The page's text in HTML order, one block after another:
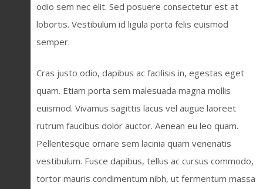
odio sem nec elit. Sed posuere consectetur est at
lobortis. Vestibulum id ligula porta felis euismod
semper.
Cras justo odio, dapibus ac facilisis in, egestas eget
quam. Etiam porta sem malesuada magna mollis
euismod. Vivamus sagittis lacus vel augue laoreet
rutrum faucibus dolor auctor. Aenean eu leo quam.
Pellentesque ornare sem lacinia quam venenatis
vestibulum. Fusce dapibus, tellus ac cursus commodo,
tortor mauris condimentum nibh, ut fermentum massa